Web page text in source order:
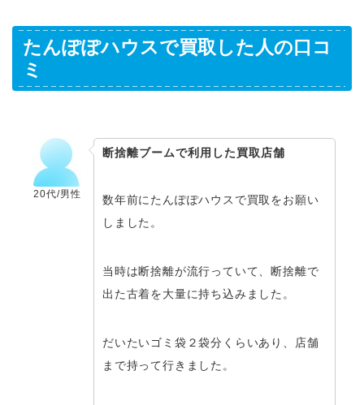
たんぽぽハウスで買取した人の口コ
ミ
20代/男性
断捨離ブームで利用した買取店舗
数年前にたんぽぽハウスで買取をお願い
しました。
当時は断捨離が流行っていて、断捨離で
出た古着を大量に持ち込みました。
だいたいゴミ袋２袋分くらいあり、店舗
まで持って行きました。